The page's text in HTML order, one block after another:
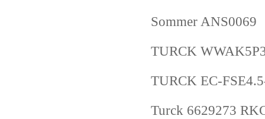
Sommer ANS0069
TURCK
TURCK EC-
Turck 6629273